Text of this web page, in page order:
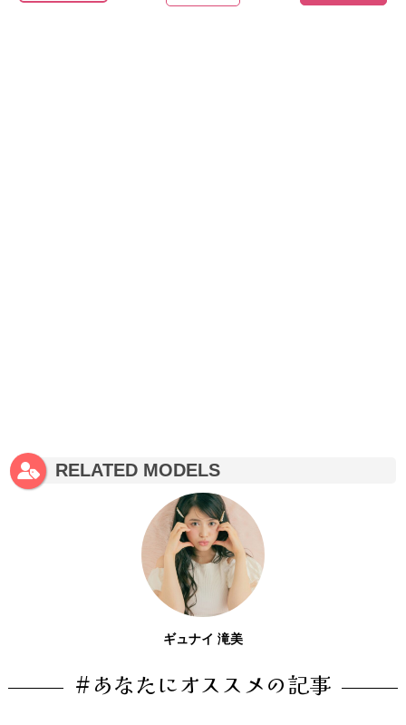
RELATED MODELS
ギュナイ 滝美
#あなたにオススメの記事